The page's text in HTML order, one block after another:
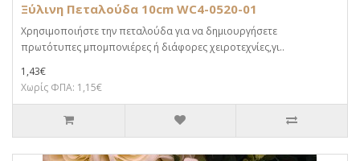
Ξύλινη Πεταλούδα 10cm WC4-0520-01
Χρησιμοποιήστε την πεταλούδα για να δημιουργήσετε
πρωτότυπες μπομπονιέρες ή διάφορες χειροτεχνίες,γι..
1,43€
Χωρίς ΦΠΑ: 1,15€